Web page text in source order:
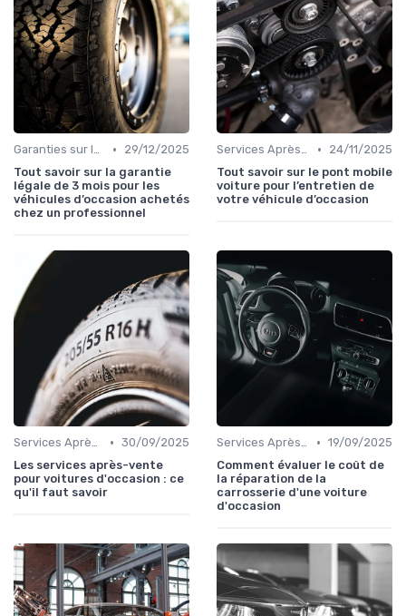
Garanties sur les Voitures d'Occasion •
29/12/2025
Tout savoir sur la garantie
légale de 3 mois pour les
véhicules d’occasion achetés
chez un professionnel
Services Après-Vente •
24/11/2025
Tout savoir sur le pont mobile
voiture pour l’entretien de
votre véhicule d’occasion
Services Après-Vente • 30/09/2025
Les services après-vente
pour voitures d'occasion : ce
qu'il faut savoir
Services Après-Vente • 19/09/2025
Comment évaluer le coût de
la réparation de la
carrosserie d'une voiture
d'occasion